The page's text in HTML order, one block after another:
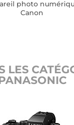
photo
Canon
LES